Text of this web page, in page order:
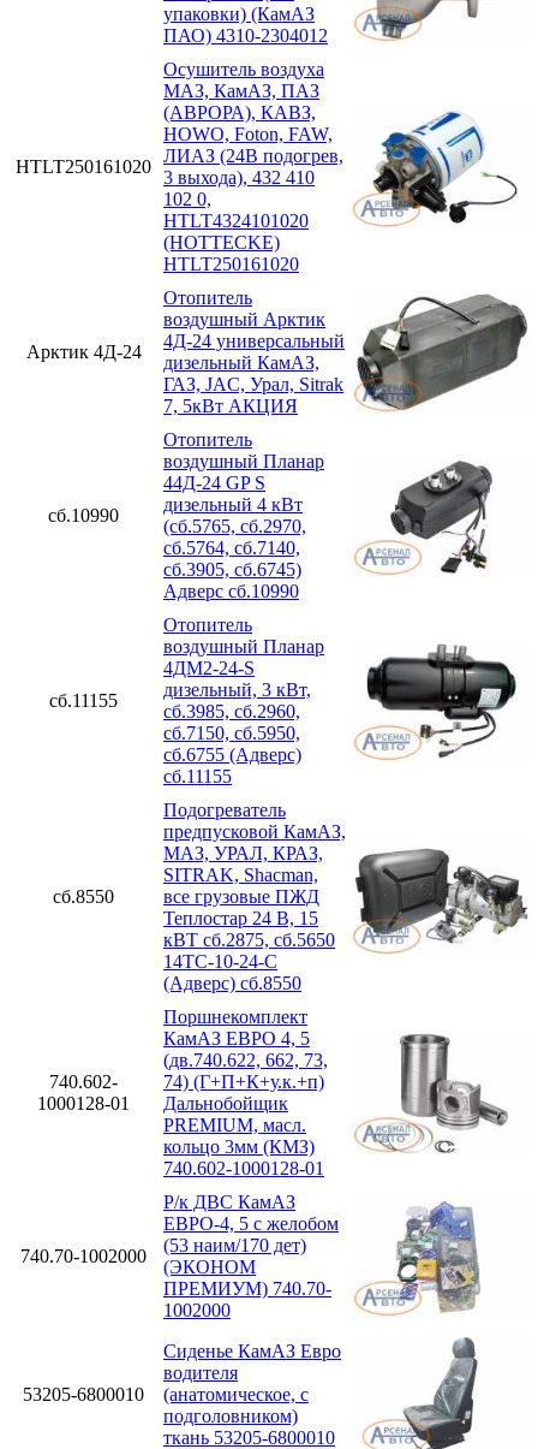
упаковки) (КамАЗ
ПАО) 4310-2304012
HTLT250161020
Осушитель воздуха
МАЗ, КамАЗ, ПАЗ
(АВРОРА), КАВЗ,
HOWO, Foton, FAW,
ЛИАЗ (24В подогрев,
3 выхода), 432 410
102 0,
HTLT4324101020
(HOTTECKE)
HTLT250161020
Арктик 4Д-24
Отопитель
воздушный Арктик
4Д-24 универсальный
дизельный КамАЗ,
ГАЗ, JAC, Урал, Sitrak
7, 5кВт АКЦИЯ
сб.10990
Отопитель
воздушный Планар
44Д-24 GP S
дизельный 4 кВт
(сб.5765, сб.2970,
сб.5764, сб.7140,
сб.3905, сб.6745)
Адверс сб.10990
сб.11155
Отопитель
воздушный Планар
4ДМ2-24-S
дизельный, 3 кВт,
сб.3985, сб.2960,
сб.7150, сб.5950,
сб.6755 (Адверс)
сб.11155
сб.8550
Подогреватель
предпусковой КамАЗ,
МАЗ, УРАЛ, КРАЗ,
SITRAK, Shacman,
все грузовые ПЖД
Теплостар 24 В, 15
кВТ сб.2875, сб.5650
14ТС-10-24-С
(Адверс) сб.8550
740.602-
1000128-01
Поршнекомплект
КамАЗ ЕВРО 4, 5
(дв.740.622, 662, 73,
74) (Г+П+К+у.к.+п)
Дальнобойщик
PREMIUM, масл.
кольцо 3мм (КМЗ)
740.602-1000128-01
740.70-1002000
Р/к ДВС КамАЗ
ЕВРО-4, 5 с желобом
(53 наим/170 дет)
(ЭКОНОМ
ПРЕМИУМ) 740.70-
1002000
53205-6800010
Сиденье КамАЗ Евро
водителя
(анатомическое, с
подголовником)
ткань 53205-6800010